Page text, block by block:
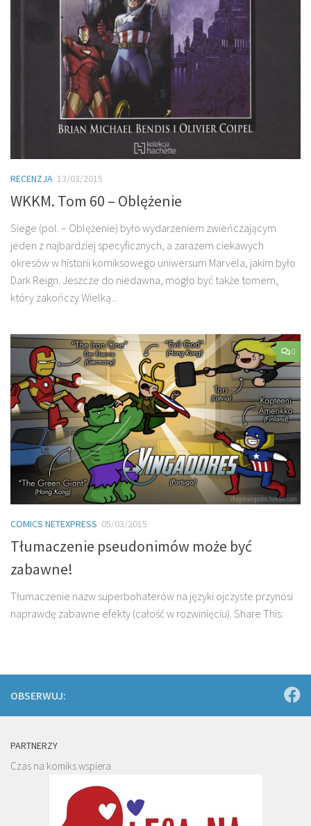
RECENZJA 13/03/2015
WKKM. Tom 60 – Oblężenie
Siege (pol. – Oblężenie) było wydarzeniem zwieńczającym
jeden z najbardziej specyficznych, a zarazem ciekawych
okresów w historii komiksowego uniwersum Marvela, jakim było
Dark Reign. Jeszcze do niedawna, mogło być także tomem,
który zakończy Wielką...
0
COMICS NETEXPRESS 05/03/2015
Tłumaczenie pseudonimów może być
zabawne!
Tłumaczenie nazw superbohaterów na języki ojczyste przynosi
naprawdę zabawne efekty (całość w rozwinięciu). Share This:
OBSERWUJ:
PARTNERZY
Czas na komiks wspiera: